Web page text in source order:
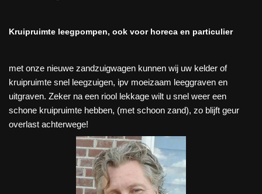
Kruipruimte leegpompen, ook voor horeca en particulier
met onze nieuwe zandzuigwagen kunnen wij uw kelder of
kruipruimte snel leegzuigen, ipv moeizaam leeggraven en
uitgraven. Zeker na een riool lekkage wilt u snel weer een
schone kruipruimte hebben, (met schoon zand), zo blijft geur
overlast achterwege!